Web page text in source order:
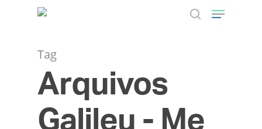
Hit enter to search or ESC to close
Tag
Arquivos
Galileu - Me